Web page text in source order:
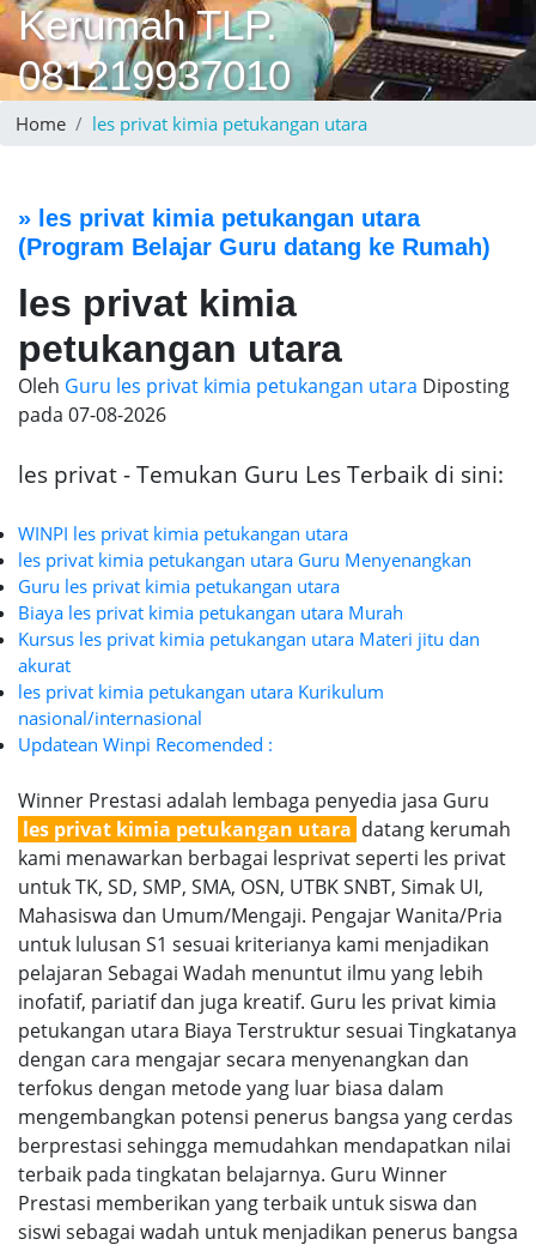
Kerumah TLP.
081219937010
Home les privat kimia petukangan utara
» les privat kimia petukangan utara
(Program Belajar Guru datang ke Rumah)
les privat kimia
petukangan utara
Oleh Guru les privat kimia petukangan utara Diposting
pada 07-08-2026
les privat - Temukan Guru Les Terbaik di sini:
WINPI les privat kimia petukangan utara
les privat kimia petukangan utara Guru Menyenangkan
Guru les privat kimia petukangan utara
Biaya les privat kimia petukangan utara Murah
Kursus les privat kimia petukangan utara Materi jitu dan
akurat
les privat kimia petukangan utara Kurikulum
nasional/internasional
Updatean Winpi Recomended :
Winner Prestasi adalah lembaga penyedia jasa Guru
les privat kimia petukangan utara datang kerumah
kami menawarkan berbagai lesprivat seperti les privat
untuk TK, SD, SMP, SMA, OSN, UTBK SNBT, Simak UI,
Mahasiswa dan Umum/Mengaji. Pengajar Wanita/Pria
untuk lulusan S1 sesuai kriterianya kami menjadikan
pelajaran Sebagai Wadah menuntut ilmu yang lebih
inofatif, pariatif dan juga kreatif. Guru les privat kimia
petukangan utara Biaya Terstruktur sesuai Tingkatanya
dengan cara mengajar secara menyenangkan dan
terfokus dengan metode yang luar biasa dalam
mengembangkan potensi penerus bangsa yang cerdas
berprestasi sehingga memudahkan mendapatkan nilai
terbaik pada tingkatan belajarnya. Guru Winner
Prestasi memberikan yang terbaik untuk siswa dan
siswi sebagai wadah untuk menjadikan penerus bangsa